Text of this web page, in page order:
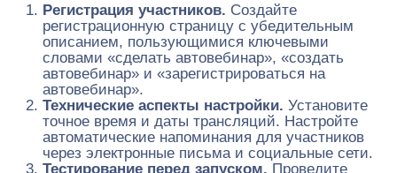
Регистрация участников. Создайте
регистрационную страницу с убедительным
описанием, пользующимися ключевыми
словами «сделать автовебинар», «создать
автовебинар» и «зарегистрироваться на
автовебинар».
Технические аспекты настройки. Установите
точное время и даты трансляций. Настройте
автоматические напоминания для участников
через электронные письма и социальные сети.
Тестирование перед запуском. Проведите